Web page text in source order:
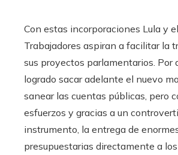
Con estas incorporaciones Lula y
Trabajadores aspiran a facilitar la
sus proyectos parlamentarios. Por
logrado sacar adelante el nuevo
sanear las cuentas públicas, pero
esfuerzos y gracias a un
instrumento, la entrega de
presupuestarias directamente a los